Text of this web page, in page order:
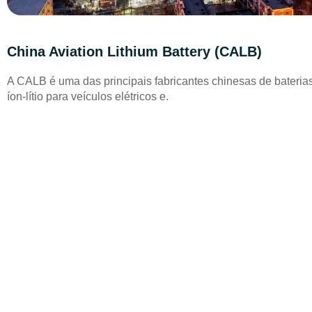
China Aviation Lithium Battery (CALB)
A CALB é uma das principais fabricantes chinesas de
íon-lítio para veículos elétricos e.